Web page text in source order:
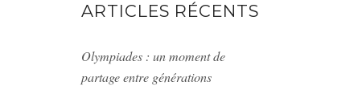
ARTICLES RÉCENTS
Olympiades : un moment de
partage entre générations